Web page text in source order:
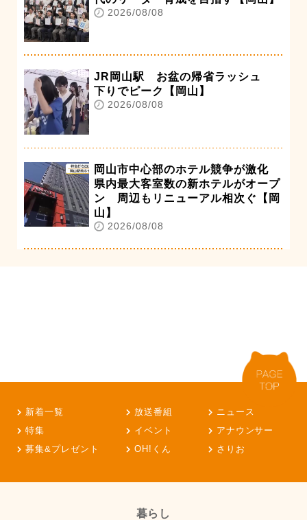
2026/08/08
JR岡山駅 お盆の帰省ラッシュ
下りでピーク【岡山】
2026/08/08
岡山市中心部のホテル競争が激化
県内最大客室数の新ホテルがオープ
ン 周辺もリニューアル相次ぐ【岡
山】
2026/08/08
新着一覧 放送番組
ニュース
特集
イベント
アナウンサー
募集&プレゼント
OH!くん さりお
暮らし